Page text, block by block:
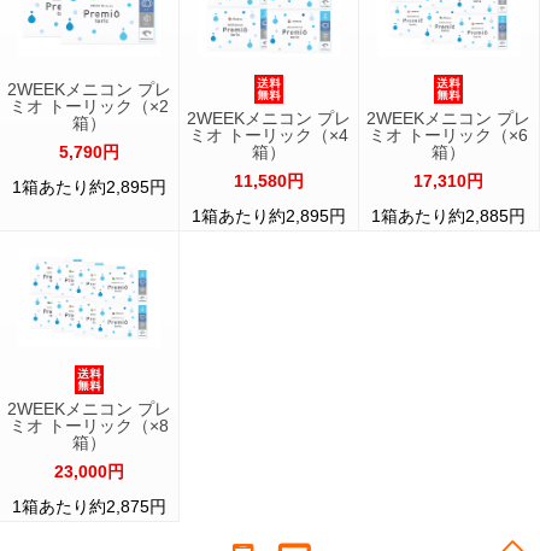
2WEEKメニコン プレ
ミオ トーリック（×2
箱）
5,790円
1箱あたり約2,895円
2WEEKメニコン プレ
ミオ トーリック（×4
箱）
11,580円
1箱あたり約2,895円
2WEEKメニコン プレ
ミオ トーリック（×6
箱）
17,310円
1箱あたり約2,885円
2WEEKメニコン プレ
ミオ トーリック（×8
箱）
23,000円
1箱あたり約2,875円